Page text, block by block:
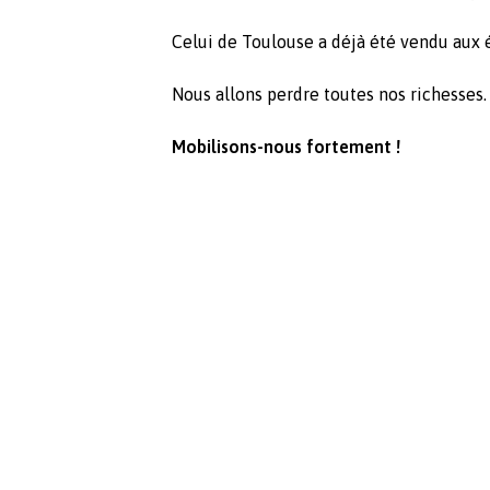
Celui de Toulouse a déjà été vendu aux
Nous allons perdre toutes nos richesses.
Mobilisons-nous fortement !